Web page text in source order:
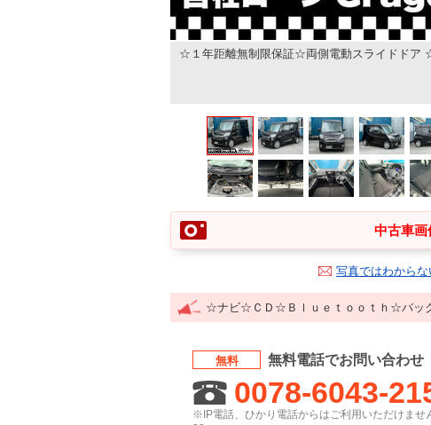
☆１年距離無制限保証☆両側電動スライドド
中古車画
写真ではわから
☆ナビ☆ＣＤ☆Ｂｌｕｅｔｏｏｔｈ☆バッ
無料 無料電話でお問い合わせ
0078-6043-
※IP電話、ひかり電話からはご利用いただけませ